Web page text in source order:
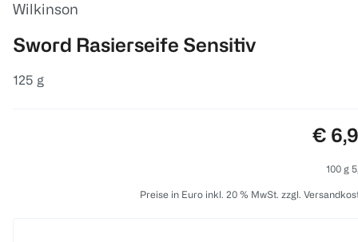
Wilkinson
Sword Rasierseife Sensitiv
125 g
€
100 g
Preise in Euro inkl. 20 % MwSt. zzgl.